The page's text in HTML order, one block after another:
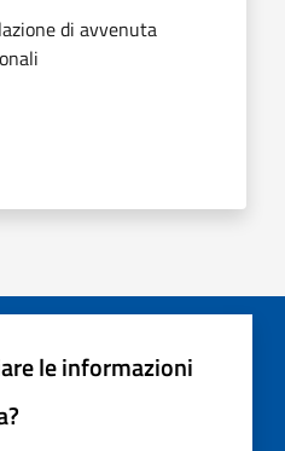
di avvenuta
le informazioni